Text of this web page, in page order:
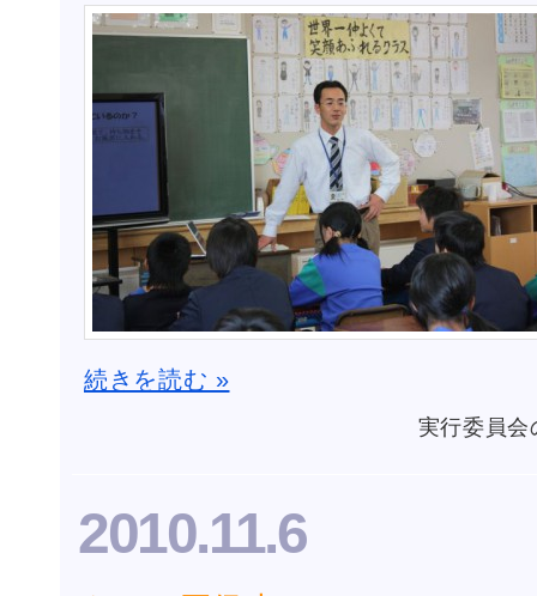
続きを読む »
実行委員会
2010.11.6